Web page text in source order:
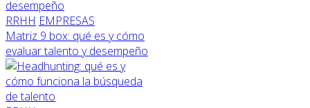
RRHH EMPRESAS
Matriz 9 box: qué es y cómo
evaluar talento y desempeño